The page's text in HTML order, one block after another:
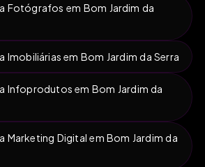
Fotógrafos em Bom Jardim da
Imobiliárias em Bom Jardim da Serra
Infoprodutos em Bom Jardim da
Marketing Digital em Bom Jardim da